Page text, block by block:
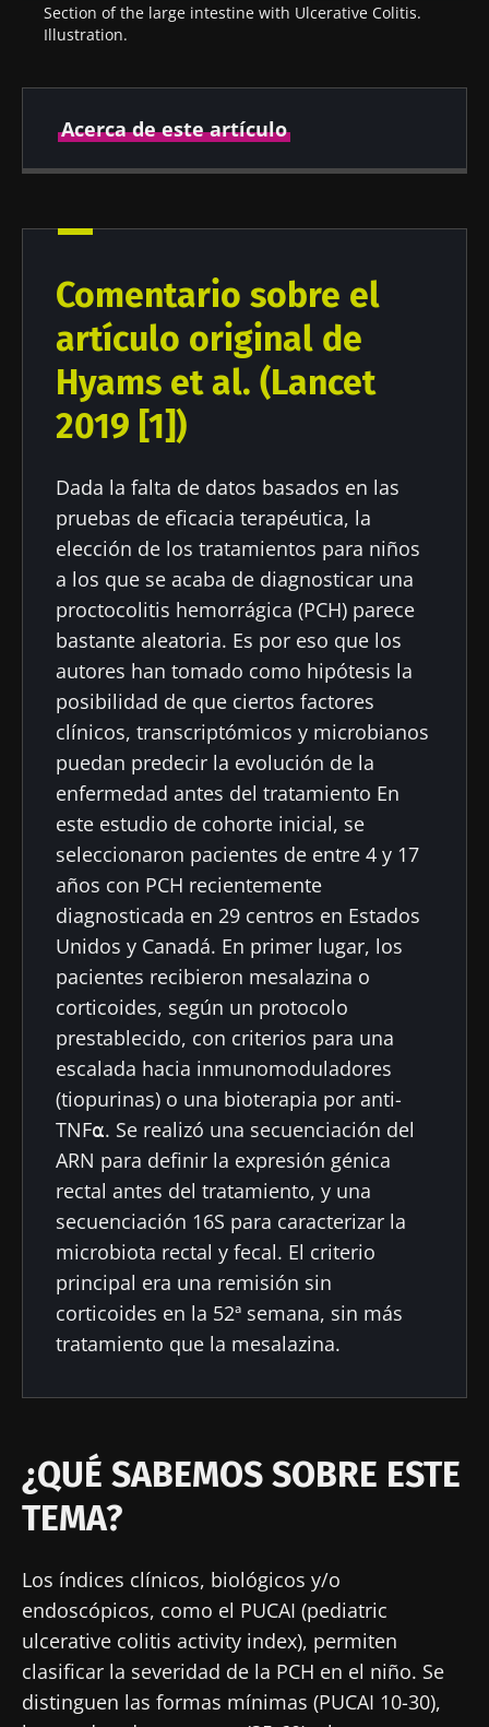
Section of the large intestine with Ulcerative Colitis.
Illustration.
Acerca de este artículo
publicación
actualización
Comentario sobre el
artículo original de
Hyams et al. (Lancet
2019 [1])
Dada la falta de datos basados en las
pruebas de eficacia terapéutica, la
elección de los tratamientos para niños
a los que se acaba de diagnosticar una
proctocolitis hemorrágica (PCH) parece
bastante aleatoria. Es por eso que los
autores han tomado como hipótesis la
posibilidad de que ciertos factores
clínicos, transcriptómicos y microbianos
puedan predecir la evolución de la
enfermedad antes del tratamiento En
este estudio de cohorte inicial, se
seleccionaron pacientes de entre 4 y 17
años con PCH recientemente
diagnosticada en 29 centros en Estados
Unidos y Canadá. En primer lugar, los
pacientes recibieron mesalazina o
corticoides, según un protocolo
prestablecido, con criterios para una
escalada hacia inmunomoduladores
(tiopurinas) o una bioterapia por anti-
TNF⍺. Se realizó una secuenciación del
ARN para definir la expresión génica
rectal antes del tratamiento, y una
secuenciación 16S para caracterizar la
microbiota rectal y fecal. El criterio
principal era una remisión sin
corticoides en la 52ª semana, sin más
tratamiento que la mesalazina.
¿QUÉ SABEMOS SOBRE ESTE
TEMA?
Los índices clínicos, biológicos y/o
endoscópicos, como el PUCAI (pediatric
ulcerative colitis activity index), permiten
clasificar la severidad de la PCH en el niño. Se
distinguen las formas mínimas (PUCAI 10-30),